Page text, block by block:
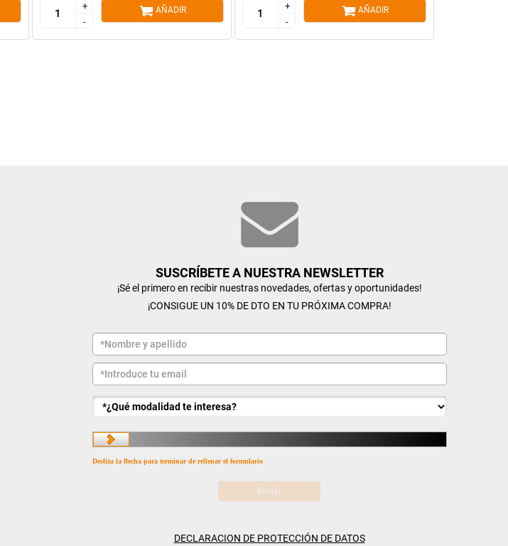
+
-
+
-
AÑADIR
+
-
+
-
AÑADIR
SUSCRÍBETE A NUESTRA NEWSLETTER
¡Sé el primero en recibir nuestras novedades, ofertas y oportunidades!
¡CONSIGUE UN 10% DE DTO EN TU PRÓXIMA COMPRA!
Desliza la flecha para terminar de rellenar el formulario
DECLARACION DE PROTECCIÓN DE DATOS